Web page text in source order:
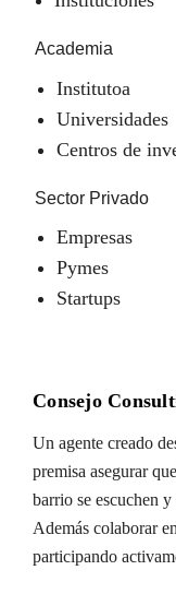
Academia
Institutoa
Universidades
Centros de
Sector Privado
Empresas
Pymes
Startups
Consejo
Un agente creado
premisa asegurar
barrio se escuchen
Además colaborar
participando